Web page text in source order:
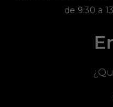
de 9:30 a